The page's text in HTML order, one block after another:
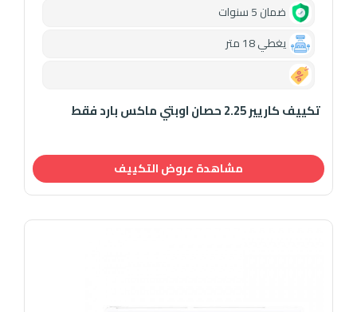
ضمان 5 سنوات
يغطي 18 متر
تكييف كاريير 2.25 حصان اوبتي ماكس بارد فقط
مشاهدة عروض التكييف